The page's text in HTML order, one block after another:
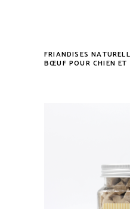
FRIANDISES
BŒUF POUR CHIEN ET